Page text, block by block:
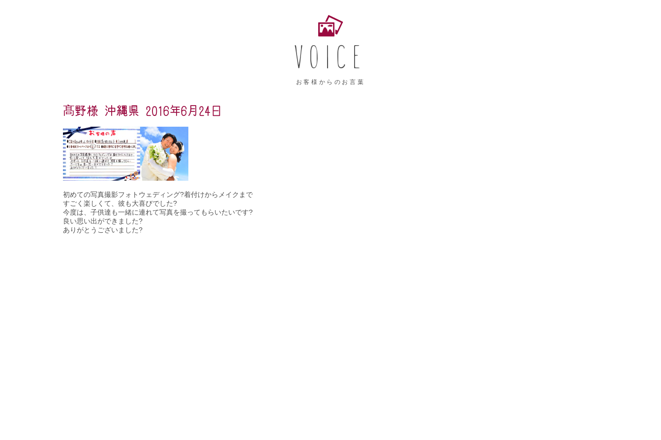
VOICE
お客様からのお言葉
髙野様 沖縄県 2016年6月24日
初めての写真撮影フォトウェディング?着付けからメイクまで
すごく楽しくて、彼も大喜びでした?
今度は、子供達も一緒に連れて写真を撮ってもらいたいです?
良い思い出ができました?
ありがとうございました?